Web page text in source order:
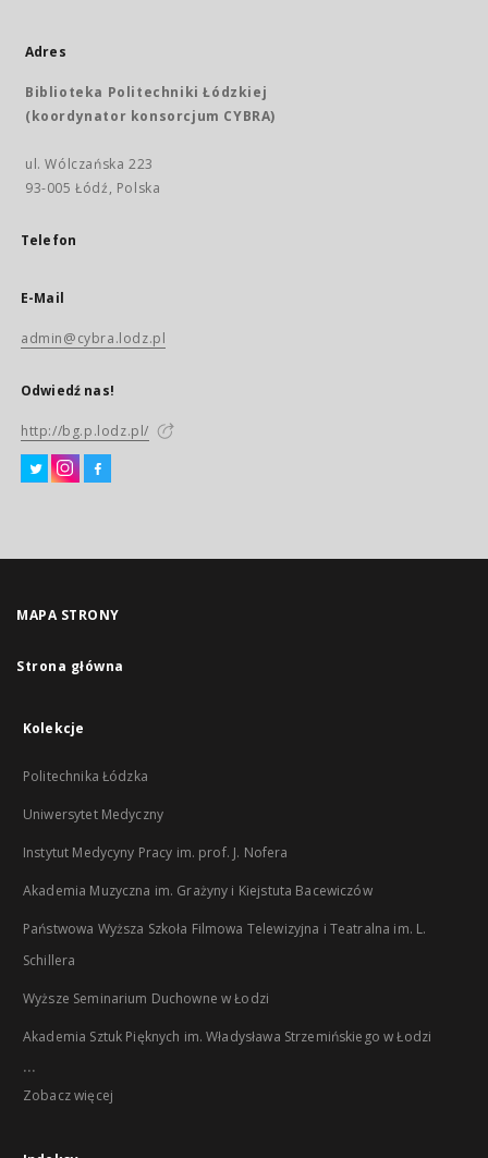
Adres
Biblioteka Politechniki Łódzkiej
(koordynator konsorcjum CYBRA)
ul. Wólczańska 223
93-005 Łódź, Polska
Telefon
E-Mail
admin@cybra.lodz.pl
Odwiedź nas!
http://bg.p.lodz.pl/
MAPA STRONY
Strona główna
Kolekcje
Politechnika Łódzka
Uniwersytet Medyczny
Instytut Medycyny Pracy im. prof. J. Nofera
Akademia Muzyczna im. Grażyny i Kiejstuta Bacewiczów
Państwowa Wyższa Szkoła Filmowa Telewizyjna i Teatralna im. L.
Schillera
Wyższe Seminarium Duchowne w Łodzi
Akademia Sztuk Pięknych im. Władysława Strzemińskiego w Łodzi
...
Zobacz więcej